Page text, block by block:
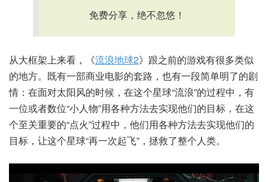
免费分享，绝不忽悠！
从大框架上来看，《流浪地球2》跟之前的游戏有很多类似
的地方。既有一部商业电影的套路，也有一段简单明了的剧
情：在面对太阳风的时候，在这个星球“流浪”的过程中，有
一位或者数位“小人物”用各种方法去实现他们的目标，在这
个至关重要的“点火”过程中，他们用各种方法去实现他们的
目标，让这个星球“再一次起飞”，拯救了整个人类。